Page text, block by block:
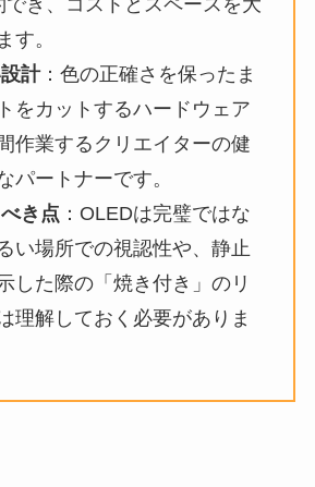
き、コストとスペースを大
す。
計：色の正確さを保ったま
をカットするハードウェア
作業するクリエイターの健
パートナーです。
き点 ：OLEDは完璧ではな
い場所での視認性や、静止
した際の「焼き付き」のリ
理解しておく必要がありま